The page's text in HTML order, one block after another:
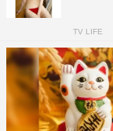
TV LIFE